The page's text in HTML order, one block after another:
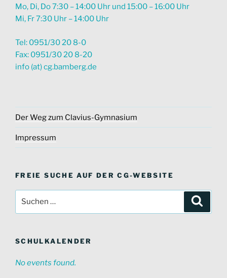
Mo, Di, Do 7:30 – 14:00 Uhr und 15:00 – 16:00 Uhr
Mi, Fr 7:30 Uhr – 14:00 Uhr
Tel: 0951/30 20 8-0
Fax: 0951/30 20 8-20
info (at) cg.bamberg.de
Der Weg zum Clavius-Gymnasium
Impressum
FREIE SUCHE AUF DER CG-WEBSITE
nach:
SCHULKALENDER
No events found.